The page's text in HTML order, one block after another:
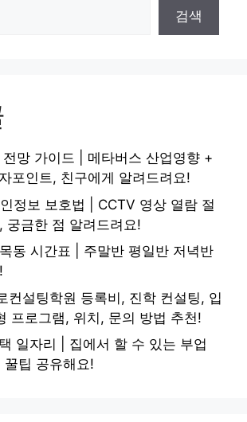
검색
망 가이드 | 메타버스 산업영향 +
포인트, 친구에게 알려드려요!
정보 보호법 | CCTV 영상 열람 절
궁금한 점 알려드려요!
동 시간표 | 주말반 평일반 저녁반
컨설팅학원 등록비, 진학 컨설팅, 입
프로그램, 위치, 문의 방법 추천!
일자리 | 집에서 할 수 있는 부업
꿀팁 공유해요!